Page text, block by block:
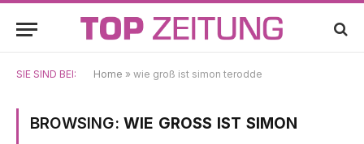
SIE SIND BEI: Home » wie groß ist simon terodde
BROWSING: WIE GROSS IST SIMON T